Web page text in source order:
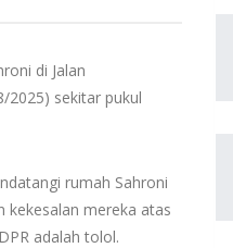
di Jalan
2025) sekitar pukul
rumah Sahroni
kekesalan mereka atas
adalah tolol.